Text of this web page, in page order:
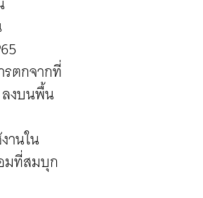
ตกจากที่
ลงบนพื้น
านใน
มที่สมบุก